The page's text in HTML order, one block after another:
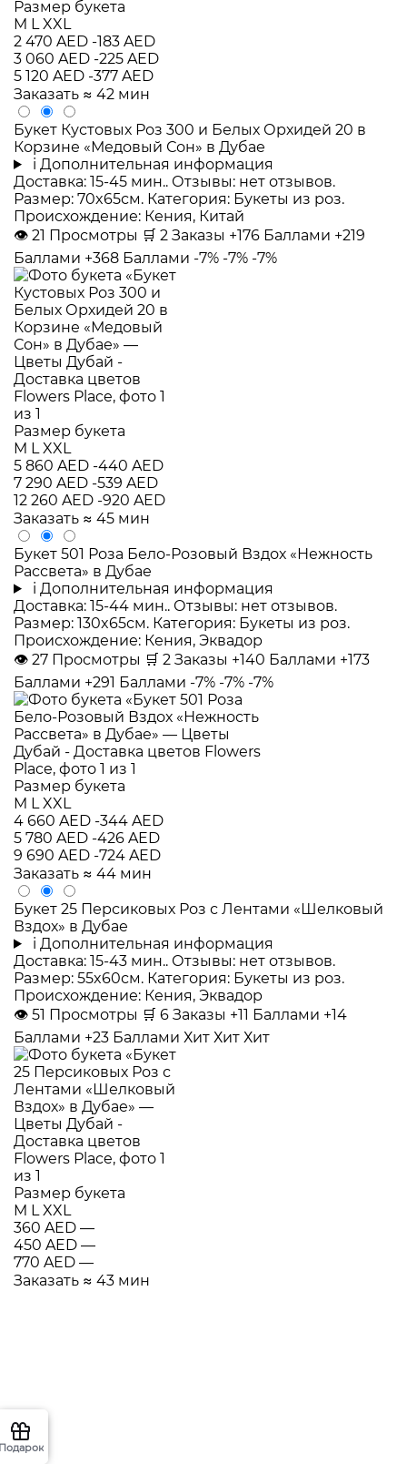
Размер букета
M LXXL
2 470 AED -183 AED
3 060 AED -225 AED
5 120 AED -377 AED
Заказать ≈ 42 мин
Букет Кустовых Роз 300 и Белых Орхидей 20 в
Корзине «Медовый Сон» в Дубае
i Дополнительная информация
Доставка: 15-45 мин.. Отзывы: нет отзывов.
Размер: 70x65см. Категория: Букеты из роз.
Происхождение: Кения, Китай
👁 21 Просмотры 🛒 2 Заказы +176 Баллами +219
Баллами +368 Баллами -7% -7% -7%
Размер букета
M LXXL
5 860 AED -440 AED
7 290 AED -539 AED
12 260 AED -920 AED
Заказать ≈ 45 мин
Букет 501 Роза Бело-Розовый Вздох «Нежность
Рассвета» в Дубае
i Дополнительная информация
Доставка: 15-44 мин.. Отзывы: нет отзывов.
Размер: 130x65см. Категория: Букеты из роз.
Происхождение: Кения, Эквадор
👁 27 Просмотры 🛒 2 Заказы +140 Баллами +173
Баллами +291 Баллами -7% -7% -7%
Размер букета
M LXXL
4 660 AED -344 AED
5 780 AED -426 AED
9 690 AED -724 AED
Заказать ≈ 44 мин
Букет 25 Персиковых Роз с Лентами «Шелковый
Вздох» в Дубае
i Дополнительная информация
Доставка: 15-43 мин.. Отзывы: нет отзывов.
Размер: 55x60см. Категория: Букеты из роз.
Происхождение: Кения, Эквадор
👁 51 Просмотры 🛒 6 Заказы +11 Баллами +14
Баллами +23 Баллами Хит Хит Хит
Размер букета
M LXXL
360 AED —
450 AED —
770 AED —
Заказать ≈ 43 мин